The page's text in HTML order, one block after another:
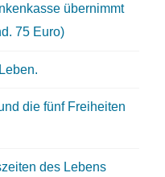
übernimmt
75 Euro)
die fünf Freiheiten
des Lebens